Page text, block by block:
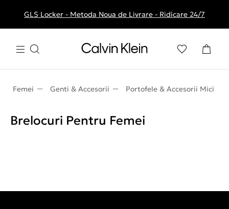
Livrare gratuita la comenzile de peste 250 RON
GLS Locker - Metoda Noua de Livrare - Ridicare 24/7
Femei Genti & Accesorii Portofele & Accesorii Mici
Brelocuri Pentru Femei